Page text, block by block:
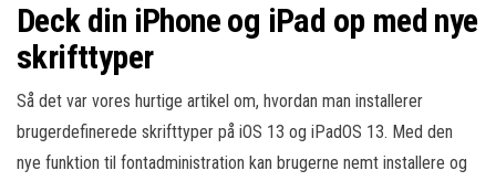
Deck din iPhone og iPad op med nye
skrifttyper
Så det var vores hurtige artikel om, hvordan man installerer
brugerdefinerede skrifttyper på iOS 13 og iPadOS 13. Med den
nye funktion til fontadministration kan brugerne nemt installere og